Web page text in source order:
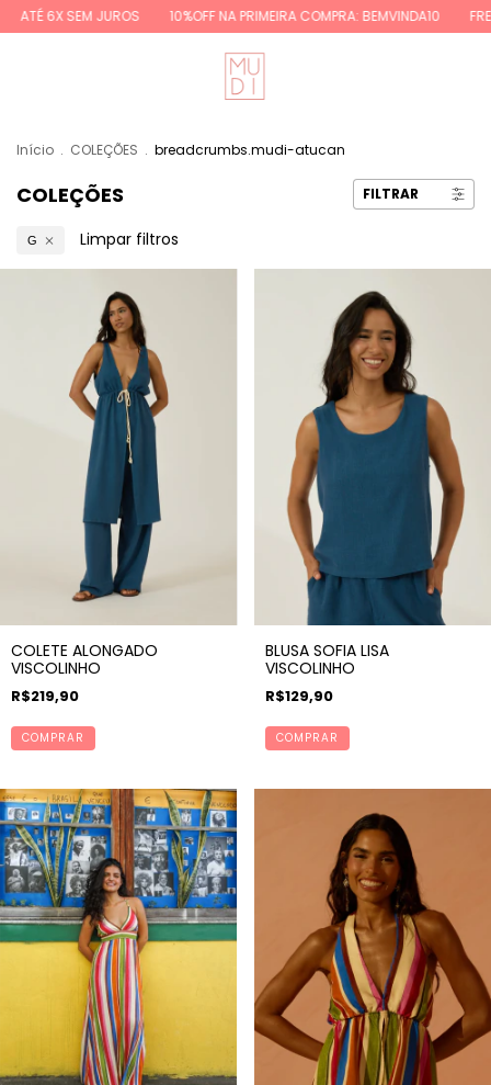
10%OFF NA PRIMEIRA COMPRA: BEMVINDA10 FRETE GRÁTIS
Início . COLEÇÕES . breadcrumbs.mudi-atucan
COLEÇÕES FILTRAR
G Limpar filtros
COLETE ALONGADO
VISCOLINHO
R$219,90
COMPRAR
BLUSA SOFIA LISA
VISCOLINHO
R$129,90
COMPRAR